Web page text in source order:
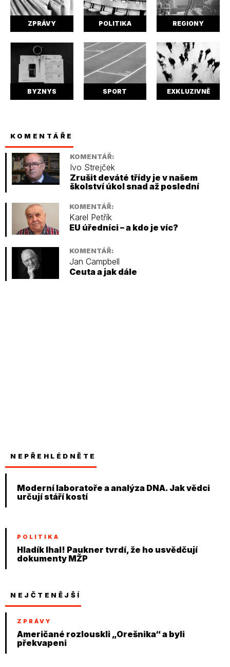
ZPRÁVY POLITIKA REGIONY
BYZNYS SPORT EXKLUZIVNĚ
KOMENTÁŘE
KOMENTÁŘ:
Ivo Strejček
Zrušit deváté třídy je v našem
školství úkol snad až poslední
KOMENTÁŘ:
Karel Petřík
EU úředníci – a kdo je víc?
KOMENTÁŘ:
Jan Campbell
Ceuta a jak dále
NEPŘEHLÉDNĚTE
Moderní laboratoře a analýza DNA. Jak vědci
určují stáří kostí
POLITIKA
Hladík lhal! Paukner tvrdí, že ho usvědčují
dokumenty MŽP
NEJČTENĚJŠÍ
ZPRÁVY
Američané rozlouskli „Orešnika“ a byli
překvapeni